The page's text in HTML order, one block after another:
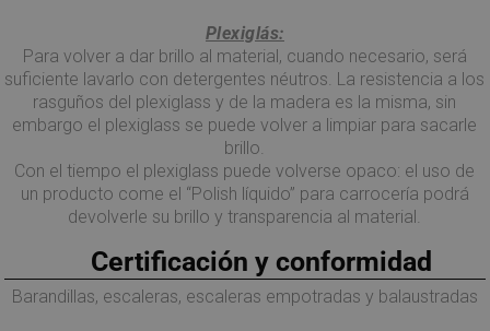
Plexiglás:
Para volver a dar brillo al material, cuando necesario, será
suficiente lavarlo con detergentes néutros. La resistencia a los
rasguños del plexiglass y de la madera es la misma, sin
embargo el plexiglass se puede volver a limpiar para sacarle
brillo.
Con el tiempo el plexiglass puede volverse opaco: el uso de
un producto come el “Polish líquido” para carrocería podrá
devolverle su brillo y transparencia al material.
Certificación y conformidad
Barandillas, escaleras, escaleras empotradas y balaustradas